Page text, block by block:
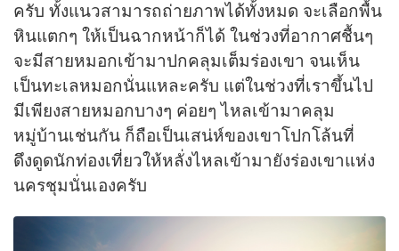
ครับ ทั้งแนวสามารถถ่ายภาพได้ทั้งหมด จะเลือกพื้น
หินแตกๆ ให้เป็นฉากหน้าก็ได้ ในช่วงที่อากาศชื้นๆ
จะมีสายหมอกเข้ามาปกคลุมเต็มร่องเขา จนเห็น
เป็นทะเลหมอกนั่นแหละครับ แต่ในช่วงที่เราขึ้นไป
มีเพียงสายหมอกบางๆ ค่อยๆ ไหลเข้ามาคลุม
หมู่บ้านเช่นกัน ก็ถือเป็นเสน่ห์ของเขาโปกโล้นที่
ดึงดูดนักท่องเที่ยวให้หลั่งไหลเข้ามายังร่องเขาแห่ง
นครชุมนั่นเองครับ